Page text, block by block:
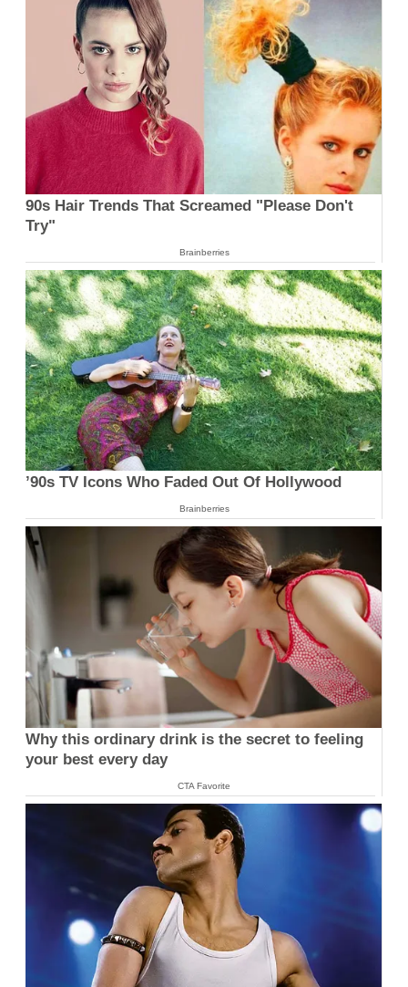
90s Hair Trends That Screamed "Please Don't
Try"
Brainberries
’90s TV Icons Who Faded Out Of Hollywood
Brainberries
Why this ordinary drink is the secret to feeling
your best every day
CTA Favorite